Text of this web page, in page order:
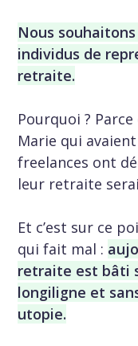
Nous
individus de
retraite.
Pourquoi ?
Marie qui
freelances ont
leur retraite
Et c’est sur ce
qui fait mal :
retraite est bâti
longiligne et
utopie.